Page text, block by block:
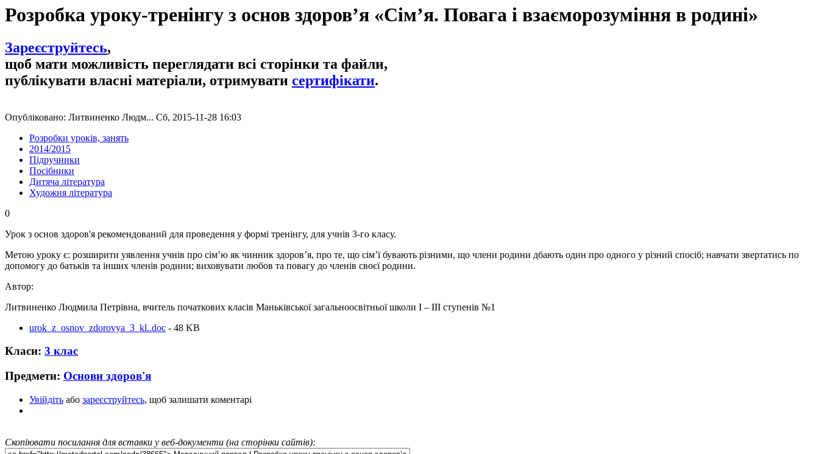
Розробка уроку-тренінгу з основ здоров’я «Сім’я. Повага і взаєморозуміння в родині»
Зареєструйтесь,
щоб мати можливість переглядати всі сторінки та файли,
публікувати власні матеріали, отримувати сертифікати.
Опубліковано: Литвиненко Людм... Сб, 2015-11-28 16:03
Розробки уроків, занять
2014/2015
Підручники
Посібники
Дитяча література
Художня література
0
Урок з основ здоров'я рекомендований для проведення у формі тренінгу, для учнів 3-го класу.
Метою уроку є: розширити уявлення учнів про сім’ю як чинник здоров’я, про те, що сім’ї бувають різними, що члени родини дбають один про одного у різний спосіб; навчати звертатись по
допомогу до батьків та інших членів родини; виховувати любов та повагу до членів своєї родини.
Автор:
Литвиненко Людмила Петрівна, вчитель початкових класів Маньківської загальноосвітньої школи І – ІІІ ступенів №1
urok_z_osnov_zdorovya_3_kl..doc - 48 KB
Класи: 3 клас
Предмети: Основи здоров'я
Увійдіть або зареєструйтесь, щоб залишати коментарі
Скопіювати посилання для вставки у веб-документи (на сторінки сайтів):